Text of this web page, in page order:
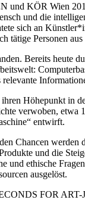
KÖR Wien
und die
sich an
tätige Personen
Bereits heute
Höhepunkt in
verwoben,
entwirft.
Chancen
und die
ethische
ausgelöst.
FOR ART-